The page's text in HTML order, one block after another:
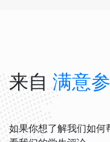
来自 满意
如果你想了解我们如何